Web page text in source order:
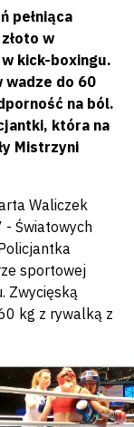
pełniąca
w
kick-boxingu.
wadze do 60
na ból.
która na
Mistrzyni
Waliczek
- Światowych
sportowej
Zwycięską
kg z rywalką z